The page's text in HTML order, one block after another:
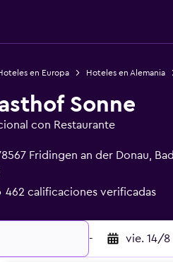
en Europa Hoteles en Alemania
Sonne
con Restaurante
Fridingen an der Donau,
462 calificaciones verificadas
- vie. 14/8